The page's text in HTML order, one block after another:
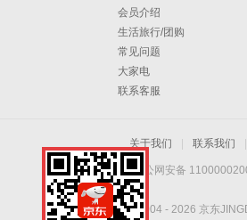
会员介绍
生活旅行/团购
常见问题
大家电
联系客服
关于我们 联系我们
京公网安备
Copyright © 2004 - 2026 京东